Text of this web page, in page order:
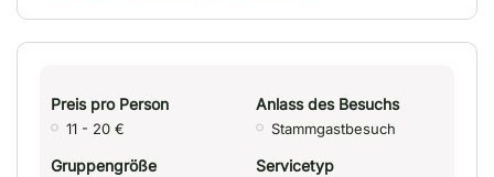
Preis pro Person
11 - 20 €
Anlass des Besuchs
Stammgastbesuch
Gruppengröße Servicetyp